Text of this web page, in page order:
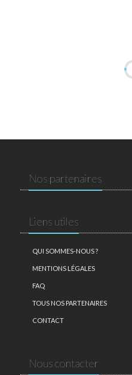
Nos partenaires
Liens utiles
QUI SOMMES-NOUS ?
MENTIONS LÉGALES
FAQ
TOUS NOS PARTENAIRES
CONTACT
Nous contacter